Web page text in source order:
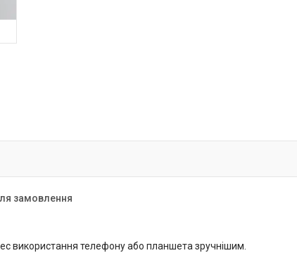
замовлення
використання телефону або планшета зручнішим.